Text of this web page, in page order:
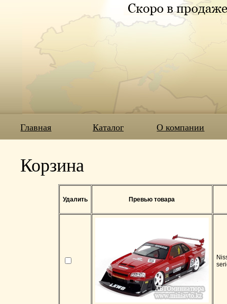
Главная Каталог О компании
Корзина
Удалить Превью товара